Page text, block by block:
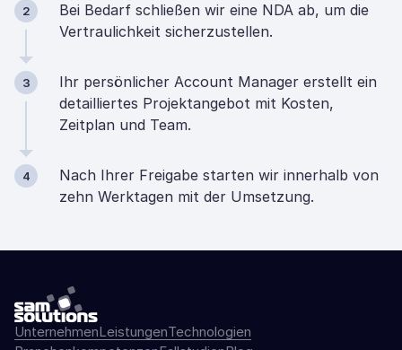
2
Bei Bedarf schließen wir eine NDA ab, um die
Vertraulichkeit sicherzustellen.
3
Ihr persönlicher Account Manager erstellt ein
detailliertes Projektangebot mit Kosten,
Zeitplan und Team.
4
Nach Ihrer Freigabe starten wir innerhalb von
zehn Werktagen mit der Umsetzung.
UnternehmenLeistungenTechnologien